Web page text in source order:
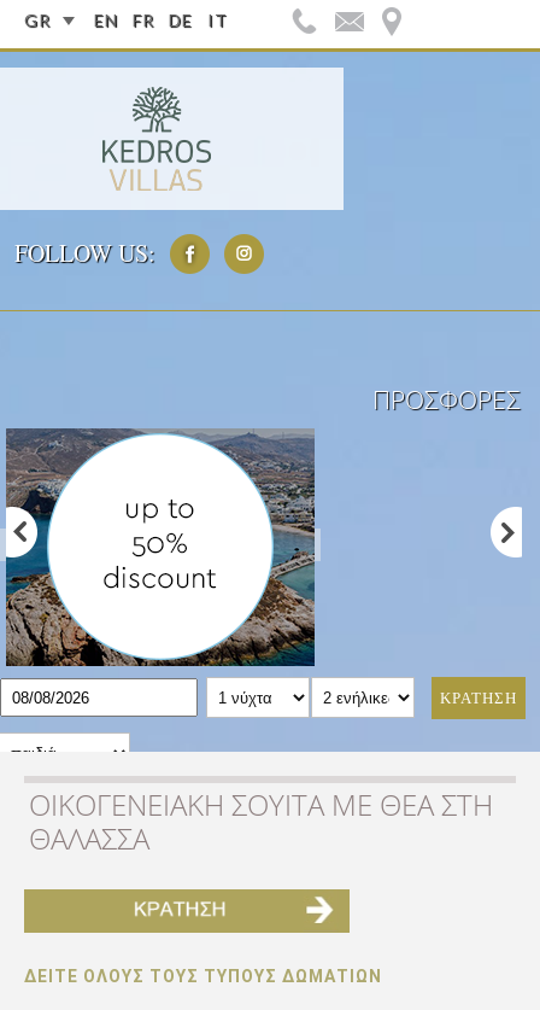
GR EN FR DE IT
FOLLOW US:
ΠΡΟΣΦΟΡΈΣ
ΚΡΑΤΗΣΗ
ΟΙΚΟΓΕΝΕΙΑΚΗ ΣΟΥΙΤΑ ΜΕ ΘΕΑ ΣΤΗ
ΘΑΛΑΣΣΑ
ΔΕΙΤΕ ΟΛΟΥΣ ΤΟΥΣ ΤΥΠΟΥΣ ΔΩΜΑΤΙΩΝ